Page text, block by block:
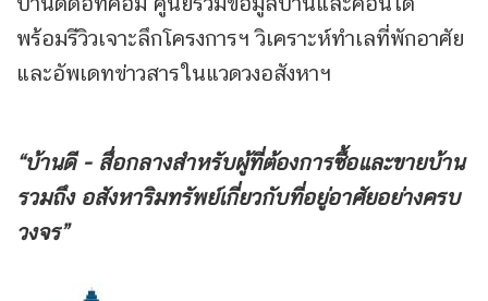
พร้อมรีวิวเจาะลึกโครงการฯ วิเคราะห์ทำเลที่พักอาศัย
และอัพเดทข่าวสารในแวดวงอสังหาฯ
“บ้านดี - สื่อกลางสำหรับผู้ที่ต้องการซื้อและขายบ้าน
รวมถึง อสังหาริมทรัพย์เกี่ยวกับที่อยู่อาศัยอย่างครบ
วงจร”